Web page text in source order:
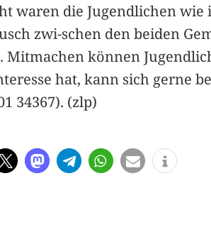
waren die Jugendlichen
zwi-schen den beiden
Mitmachen können
hat, kann sich gerne
34367). (zlp)